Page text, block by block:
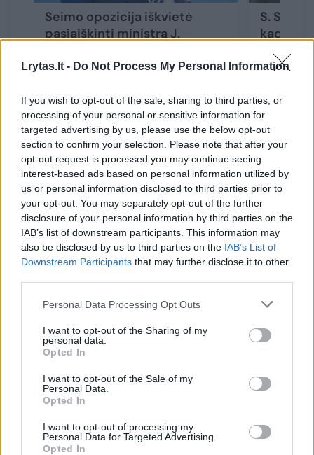
Lrytas.lt - Do Not Process My Personal Information
If you wish to opt-out of the sale, sharing to third parties, or
processing of your personal or sensitive information for
targeted advertising by us, please use the below opt-out
section to confirm your selection. Please note that after your
opt-out request is processed you may continue seeing
interest-based ads based on personal information utilized by
us or personal information disclosed to third parties prior to
your opt-out. You may separately opt-out of the further
disclosure of your personal information by third parties on the
IAB’s list of downstream participants. This information may
also be disclosed by us to third parties on the IAB’s List of
Downstream Participants that may further disclose it to other
Personal Data Processing Opt Outs
I want to opt-out of the Sharing of my
personal data.
Opted In
I want to opt-out of the Sale of my
Personal Data.
Opted In
I want to opt-out of processing my
Personal Data for Targeted Advertising.
Opted In
Seimo opozicija iškvietė
pasiaiškinti ministrą J.
S.
kad
Buvęs dabar jau bankrutavusios bendrovės
„Sodžiaus būstas“ savininkas liudijo, kad jis
rekonstravo ministro namą mainais už
laimėtus darželių ir mokyklų renovacijos
viešuosius konkursus.
Verslininkas A. Ribnikovas portalui 15min.lt
jam pasiūlė tokią schemą, žadėdamas
pinigus vėliau grąžinti, tačiau grąžino tik 8
tūkst. litų ir liko skolingas apie 400 tūkst. litų
(116 tūkst. eurų).
Buvęs „Sodžiaus būsto“ savininkas sakė
informaciją pateikęs Generalinei prokuratūrai.